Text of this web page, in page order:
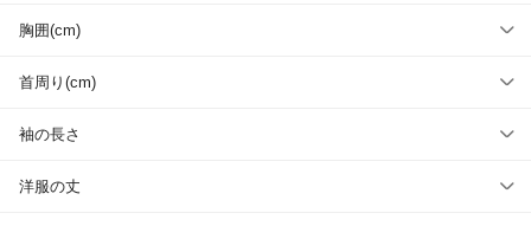
胸囲(cm)
首周り(cm)
袖の長さ
洋服の丈